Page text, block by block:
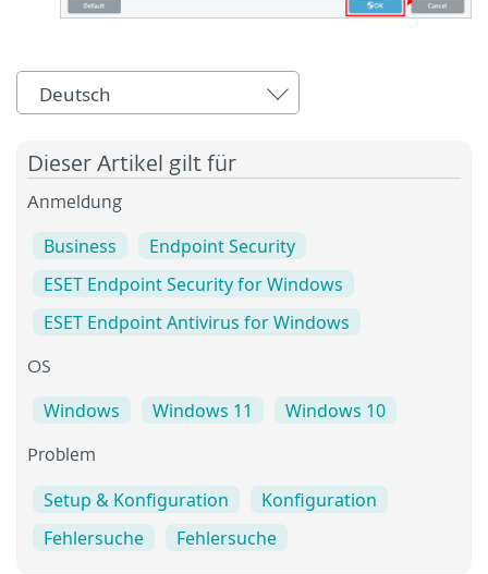
Deutsch
Dieser Artikel gilt für
Anmeldung
Business
Endpoint Security
ESET Endpoint Security for Windows
ESET Endpoint Antivirus for Windows
OS
Windows Windows 11 Windows 10
Problem
Setup & Konfiguration
Konfiguration
Fehlersuche
Fehlersuche